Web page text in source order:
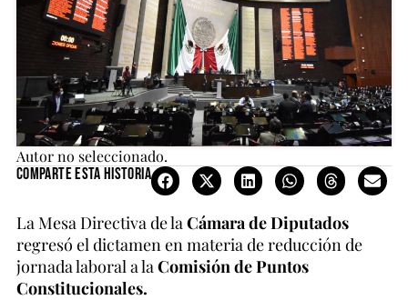
Autor no seleccionado.
Comparte esta historia
La Mesa Directiva de la Cámara de Diputados
regresó el dictamen en materia de reducción de
jornada laboral a la Comisión de Puntos
Constitucionales.